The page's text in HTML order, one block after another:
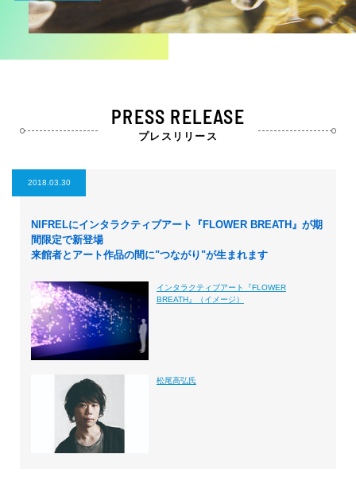
PRESS RELEASE
プレスリリース
2018.03.30
NIFRELにインタラクティブアート『FLOWER BREATH』が期
間限定で新登場
来館者とアート作品の間に"つながり"が生まれます
インタラクティブアート『FLOWER
BREATH』（イメージ）
松尾高弘氏